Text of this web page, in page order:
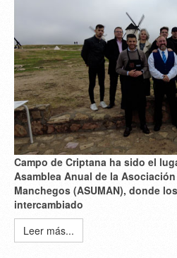
Campo de Criptana ha sido el
Asamblea Anual de la
Manchegos (ASUMAN), donde
intercambiado
Leer más...